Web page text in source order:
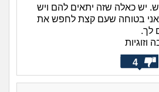
יש כאלה שזה יתאים להם ויש
בטוחה שעם קצת לחפש את
לך.
4